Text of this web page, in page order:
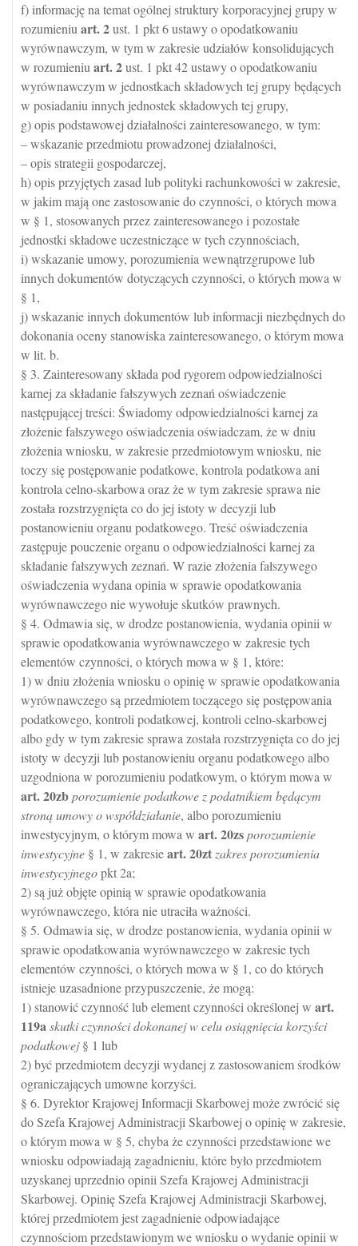
f) informację na temat ogólnej struktury korporacyjnej grupy w
rozumieniu art.2ust. 1 pkt 6 ustawy o opodatkowaniu
wyrównawczym, w tym w zakresie udziałów konsolidujących
w rozumieniu art.2ust. 1 pkt 42 ustawy o opodatkowaniu
wyrównawczym w jednostkach składowych tej grupy będących
w posiadaniu innych jednostek składowych tej grupy,
g) opis podstawowej działalności zainteresowanego, w tym:
– wskazanie przedmiotu prowadzonej działalności,
– opis strategii gospodarczej,
h) opis przyjętych zasad lub polityki rachunkowości w zakresie,
w jakim mają one zastosowanie do czynności, o których mowa
w § 1, stosowanych przez zainteresowanego i pozostałe
jednostki składowe uczestniczące w tych czynnościach,
i) wskazanie umowy, porozumienia wewnątrzgrupowe lub
innych dokumentów dotyczących czynności, o których mowa w
§ 1,
j) wskazanie innych dokumentów lub informacji niezbędnych do
dokonania oceny stanowiska zainteresowanego, o którym mowa
w lit. b.
§ 3. Zainteresowany składa pod rygorem odpowiedzialności
karnej za składanie fałszywych zeznań oświadczenie
następującej treści: Świadomy odpowiedzialności karnej za
złożenie fałszywego oświadczenia oświadczam, że w dniu
złożenia wniosku, w zakresie przedmiotowym wniosku, nie
toczy się postępowanie podatkowe, kontrola podatkowa ani
kontrola celno-skarbowa oraz że w tym zakresie sprawa nie
została rozstrzygnięta co do jej istoty w decyzji lub
postanowieniu organu podatkowego. Treść oświadczenia
zastępuje pouczenie organu o odpowiedzialności karnej za
składanie fałszywych zeznań. W razie złożenia fałszywego
oświadczenia wydana opinia w sprawie opodatkowania
wyrównawczego nie wywołuje skutków prawnych.
§ 4. Odmawia się, w drodze postanowienia, wydania opinii w
sprawie opodatkowania wyrównawczego w zakresie tych
elementów czynności, o których mowa w § 1, które:
1) w dniu złożenia wniosku o opinię w sprawie opodatkowania
wyrównawczego są przedmiotem toczącego się postępowania
podatkowego, kontroli podatkowej, kontroli celno-skarbowej
albo gdy w tym zakresie sprawa została rozstrzygnięta co do jej
istoty w decyzji lub postanowieniu organu podatkowego albo
uzgodniona w porozumieniu podatkowym, o którym mowa w
art.20zbporozumienie podatkowe z podatnikiem będącym
stroną umowy o współdziałanie, albo porozumieniu
inwestycyjnym, o którym mowa w art.20zsporozumienie
inwestycyjne § 1, w zakresieart.20zt zakres porozumienia
inwestycyjnegopkt 2a;
2) są już objęte opinią w sprawie opodatkowania
wyrównawczego, która nie utraciła ważności.
§ 5. Odmawia się, w drodze postanowienia, wydania opinii w
sprawie opodatkowania wyrównawczego w zakresie tych
elementów czynności, o których mowa w § 1, co do których
istnieje uzasadnione przypuszczenie, że mogą:
1) stanowić czynność lub element czynności określonej w art.
119askutki czynności dokonanej w celu osiągnięcia korzyści
podatkowej§ 1 lub
2) być przedmiotem decyzji wydanej z zastosowaniem środków
ograniczających umowne korzyści.
§ 6. Dyrektor Krajowej Informacji Skarbowej może zwrócić się
do Szefa Krajowej Administracji Skarbowej o opinię w zakresie,
o którym mowa w § 5, chyba że czynności przedstawione we
wniosku odpowiadają zagadnieniu, które było przedmiotem
uzyskanej uprzednio opinii Szefa Krajowej Administracji
Skarbowej. Opinię Szefa Krajowej Administracji Skarbowej,
której przedmiotem jest zagadnienie odpowiadające
czynnościom przedstawionym we wniosku o wydanie opinii w